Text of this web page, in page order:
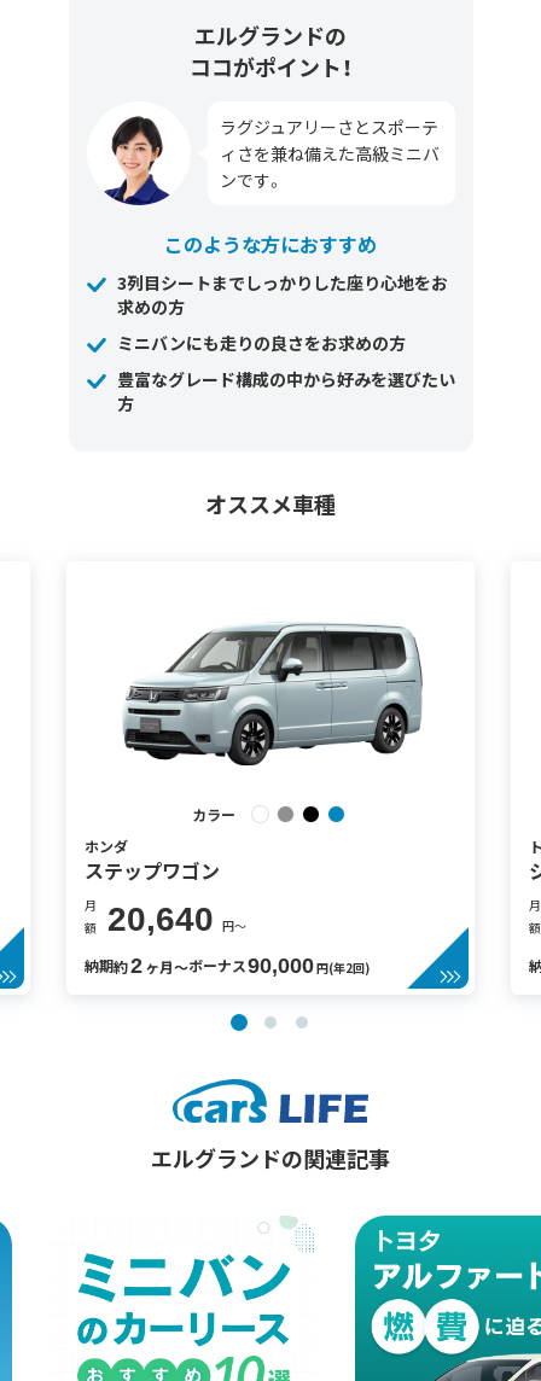
エルグランドの
ココがポイント！
ラグジュアリーさとスポーテ
ィさを兼ね備えた高級ミニバ
ンです。
このような方におすすめ
3列目シートまでしっかりした座り心地をお
求めの方
ミニバンにも走りの良さをお求めの方
豊富なグレード構成の中から好みを選びたい
方
オススメ車種
カラー
ホンダ
ステップワゴン
月
額
20,640 円〜
納期約2ヶ月〜ボーナス90,000円(年2回)
月
額
エルグランドの関連記事